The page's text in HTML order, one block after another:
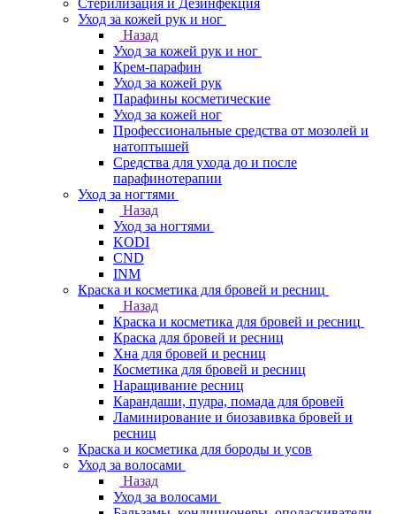
Стерилизация и Дезинфекция
Уход за кожей рук и ног
Назад
Уход за кожей рук и ног
Крем-парафин
Уход за кожей рук
Парафины косметические
Уход за кожей ног
Профессиональные средства от мозолей и
натоптышей
Средства для ухода до и после
парафинотерапии
Уход за ногтями
Назад
Уход за ногтями
KODI
CND
INM
Краска и косметика для бровей и ресниц
Назад
Краска и косметика для бровей и ресниц
Краска для бровей и ресниц
Хна для бровей и ресниц
Косметика для бровей и ресниц
Наращивание ресниц
Карандаши, пудра, помада для бровей
Ламинирование и биозавивка бровей и
ресниц
Краска и косметика для бороды и усов
Уход за волосами
Назад
Уход за волосами